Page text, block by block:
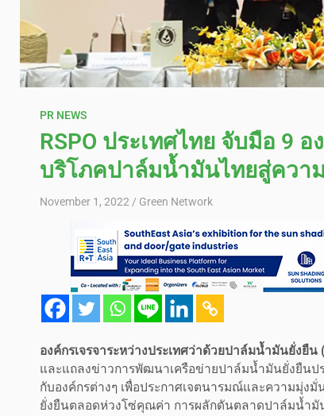
PR NEWS
RSPO ประเทศไทย จับมือ 9
บริโภคปาล์มน้ำมันไทยสู่ควา
November 1, 2022 Green Network
องค์กรเจรจาระหว่างประเทศว่าด้วยปาล์มน้ำมันยั่งยืน
และแถลงข่าวการพัฒนาเครือข่ายปาล์มน้ำมันยั่งยืนปร
กับองค์กรต่างๆ เพื่อประกาศเจตนารมณ์และความมุ่
ยั่งยืนตลอดห่วงโซ่คุณค่า การผลักดันตลาดปาล์มน้ำมั